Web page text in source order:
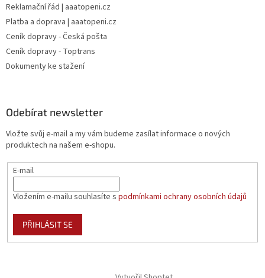
Reklamační řád | aaatopeni.cz
Platba a doprava | aaatopeni.cz
Ceník dopravy - Česká pošta
Ceník dopravy - Toptrans
Dokumenty ke stažení
Odebírat newsletter
Vložte svůj e-mail a my vám budeme zasílat informace o nových
produktech na našem e-shopu.
E-mail
Vložením e-mailu souhlasíte s podmínkami ochrany osobních údajů
PŘIHLÁSIT SE